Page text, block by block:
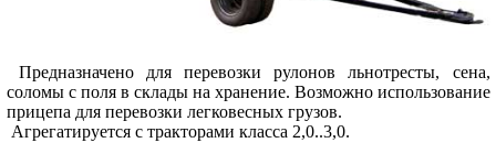
Предназначено для перевозки рулонов льнотресты, сена,
соломы с поля в склады на хранение. Возможно использование
прицепа для перевозки легковесных грузов.
Агрегатируется с тракторами класса 2,0..3,0.